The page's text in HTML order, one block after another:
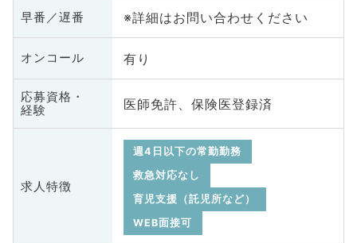
早番／遅番 ※詳細はお問い合わせください
オンコール 有り
応募資格・
経験
医師免許、保険医登録済
求人特徴
週4日以下の常勤勤務
救急対応なし
育児支援（託児所など）
WEB面接可